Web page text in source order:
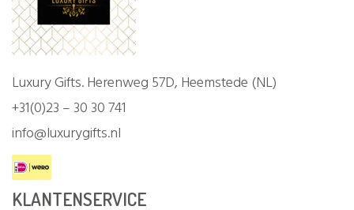
Luxury Gifts. Herenweg 57D, Heemstede (NL)
+31(0)23 – 30 30 741
info@luxurygifts.nl
KLANTENSERVICE